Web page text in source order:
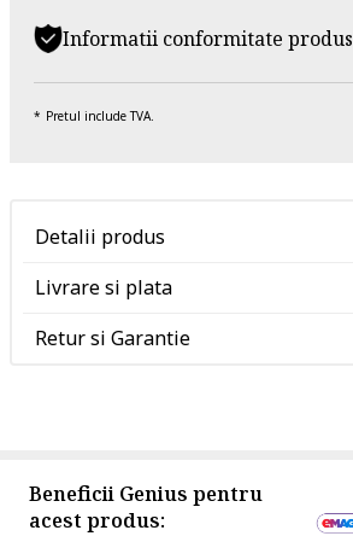
Informatii conformitate produs
Pretul include TVA.
Detalii produs
Livrare si plata
Retur si Garantie
Beneficii Genius pentru
acest produs: